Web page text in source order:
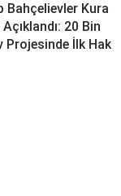
Bahçelievler Kura
20 Bin
Projesinde İlk Hak